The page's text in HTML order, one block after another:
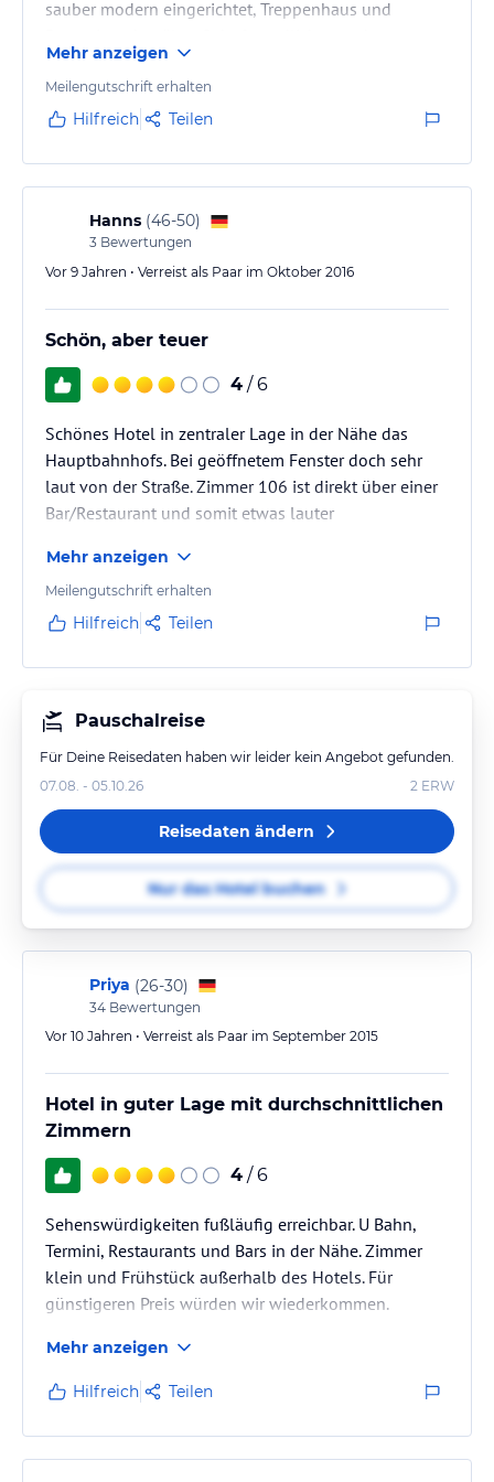
sauber modern eingerichtet, Treppenhaus und
hilfsbereites Personal.
Mehr anzeigen
Meilengutschrift erhalten
Hilfreich Teilen
Hanns (46-50)
3 Bewertungen
Vor 9 Jahren • Verreist als Paar im Oktober 2016
Schön, aber teuer
4 / 6
Schönes Hotel in zentraler Lage in der Nähe das
Hauptbahnhofs. Bei geöffnetem Fenster doch sehr
laut von der Straße. Zimmer 106 ist direkt über einer
Bar/Restaurant und somit etwas lauter
Mehr anzeigen
Meilengutschrift erhalten
Hilfreich Teilen
Pauschalreise
Für Deine Reisedaten haben wir leider kein Angebot gefunden.
07.08. - 05.10.26
2 ERW
Reisedaten ändern
Nur das Hotel buchen
Priya (26-30)
34 Bewertungen
Vor 10 Jahren • Verreist als Paar im September 2015
Hotel in guter Lage mit durchschnittlichen
Zimmern
4 / 6
Sehenswürdigkeiten fußläufig erreichbar. U Bahn,
Termini, Restaurants und Bars in der Nähe. Zimmer
klein und Frühstück außerhalb des Hotels. Für
günstigeren Preis würden wir wiederkommen.
Mehr anzeigen
Hilfreich Teilen